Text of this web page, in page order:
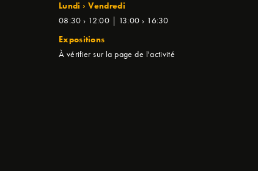
Lundi › Vendredi
08:30 › 12:00 | 13:00 › 16:30
Expositions
À vérifier sur la page de l'activité